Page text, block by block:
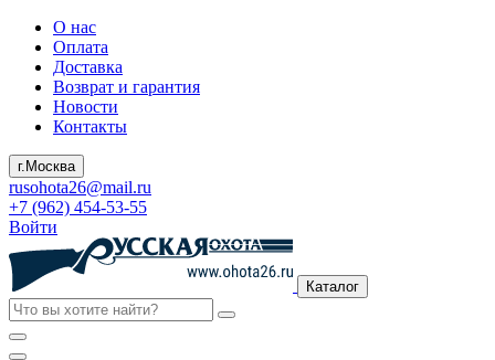
О нас
Оплата
Доставка
Возврат и гарантия
Новости
Контакты
г.Москва
rusohota26@mail.ru
+7 (962) 454-53-55
Войти
Каталог